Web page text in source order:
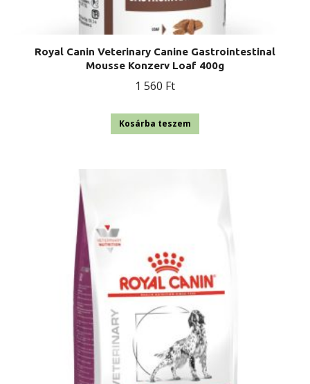
Royal Canin Veterinary Canine Gastrointestinal
Mousse Konzerv Loaf 400g
1 560 Ft
Kosárba teszem